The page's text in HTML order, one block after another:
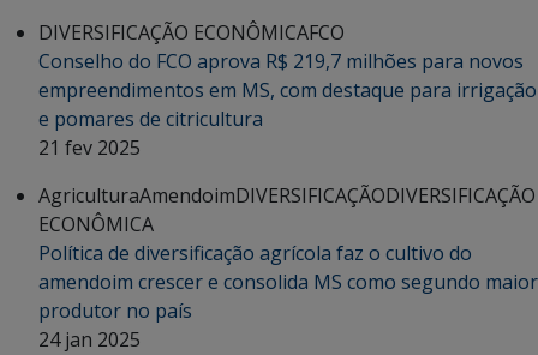
DIVERSIFICAÇÃO ECONÔMICAFCO
Conselho do FCO aprova R$ 219,7 milhões para novos
empreendimentos em MS, com destaque para irrigação
e pomares de citricultura
21 fev 2025
AgriculturaAmendoimDIVERSIFICAÇÃODIVERSIFICAÇÃO
ECONÔMICA
Política de diversificação agrícola faz o cultivo do
amendoim crescer e consolida MS como segundo maior
produtor no país
24 jan 2025